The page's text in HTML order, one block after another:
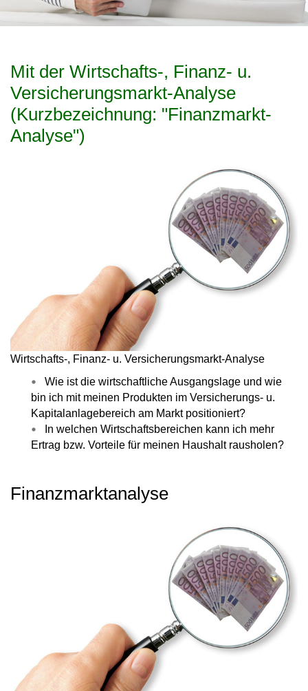
Mit der Wirtschafts-, Finanz- u.
Versicherungsmarkt-Analyse
(Kurzbezeichnung: "Finanzmarkt-
Analyse")
Wirtschafts-, Finanz- u. Versicherungsmarkt-Analyse
Wie ist die wirtschaftliche Ausgangslage und wie
bin ich mit meinen Produkten im Versicherungs- u.
Kapitalanlagebereich am Markt positioniert?
In welchen Wirtschaftsbereichen kann ich mehr
Ertrag bzw. Vorteile für meinen Haushaltrausholen?
Finanzmarktanalyse